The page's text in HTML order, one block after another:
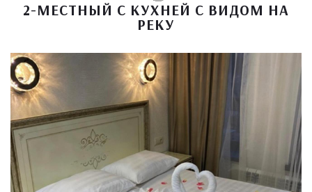
2-МЕСТНЫЙ С КУХНЕЙ С ВИДОМ НА
РЕКУ